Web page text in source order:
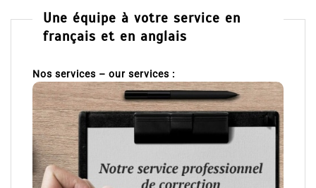
Une équipe à votre service en
français et en anglais
Nos services – our services :